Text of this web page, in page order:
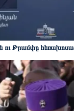
ու Թրամփը